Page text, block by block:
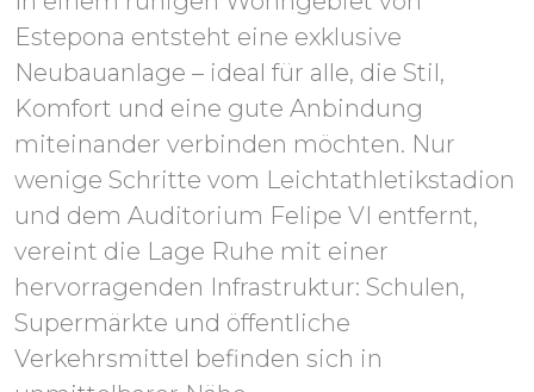
Estepona entsteht eine exklusive
Neubauanlage – ideal für alle, die Stil,
Komfort und eine gute Anbindung
miteinander verbinden möchten. Nur
wenige Schritte vom Leichtathletikstadion
und dem Auditorium Felipe VI entfernt,
vereint die Lage Ruhe mit einer
hervorragenden Infrastruktur: Schulen,
Supermärkte und öffentliche
Verkehrsmittel befinden sich in